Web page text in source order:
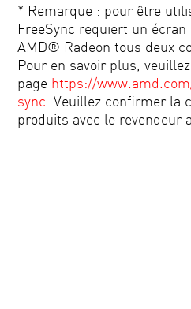
* Remarque : pour être
FreeSync requiert un
AMD® Radeon tous deux
Pour en savoir plus,
page https://
sync . Veuillez confirmer la
produits avec le revendeur